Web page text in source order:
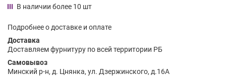
В наличии более 10 шт
Подробнее о доставке и оплате
Доставка
Доставляем фурнитуру по всей территории РБ
Самовывоз
Минский р-н, д. Цнянка, ул. Дзержинского, д.16А